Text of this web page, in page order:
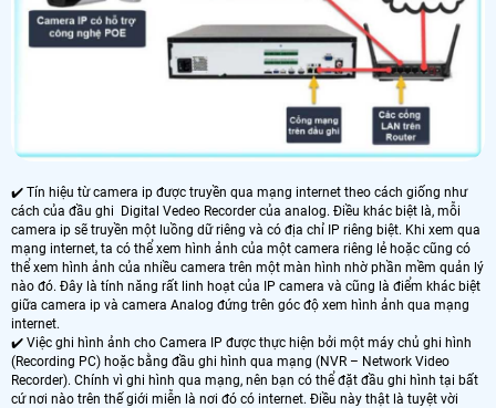
✔️ Tín hiệu từ camera ip được truyền qua mạng internet theo cách giống như
cách của đầu ghi Digital Vedeo Recorder của analog. Điều khác biệt là, mỗi
camera ip sẽ truyền một luồng dữ riêng và có địa chỉ IP riêng biệt. Khi xem qua
mạng internet, ta có thể xem hình ảnh của một camera riêng lẻ hoặc cũng có
thể xem hình ảnh của nhiều camera trên một màn hình nhờ phần mềm quản lý
nào đó. Đây là tính năng rất linh hoạt của IP camera và cũng là điểm khác biệt
giữa camera ip và camera Analog đứng trên góc độ xem hình ảnh qua mạng
internet.
✔️ Việc ghi hình ảnh cho Camera IP được thực hiện bởi một máy chủ ghi hình
(Recording PC) hoặc bằng đầu ghi hình qua mạng (NVR – Network Video
Recorder). Chính vì ghi hình qua mạng, nên bạn có thể đặt đầu ghi hình tại bất
cứ nơi nào trên thế giới miễn là nơi đó có internet. Điều này thật là tuyệt vời